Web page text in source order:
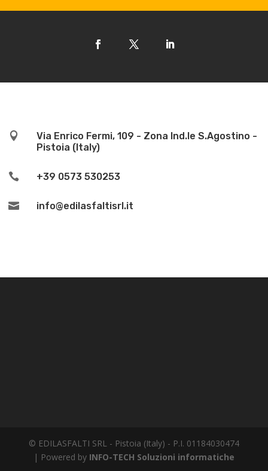

Via Enrico Fermi, 109 - Zona Ind.le S.Agostino -
Pistoia (Italy)
 +39 0573 530253
 info@edilasfaltisrl.it
© EDILASFALTI SRL - Pistoia (Italy) - P.I. 01184030474
| Powered by INFO-TECH Soluzioni informatiche